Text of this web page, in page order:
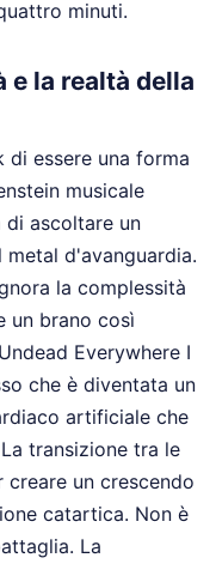
minuti.
la realtà della
essere una forma
musicale
di ascoltare un
d'avanguardia.
la complessità
un brano così
Everywhere I
che è diventata un
artificiale che
transizione tra le
un crescendo
catartica. Non è
La